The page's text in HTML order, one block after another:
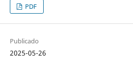
PDF
Publicado
2025-05-26